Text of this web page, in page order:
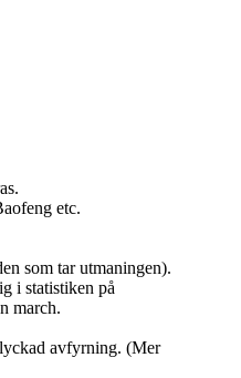
etc.
som tar utmaningen).
i statistiken på
march.
avfyrning. (Mer